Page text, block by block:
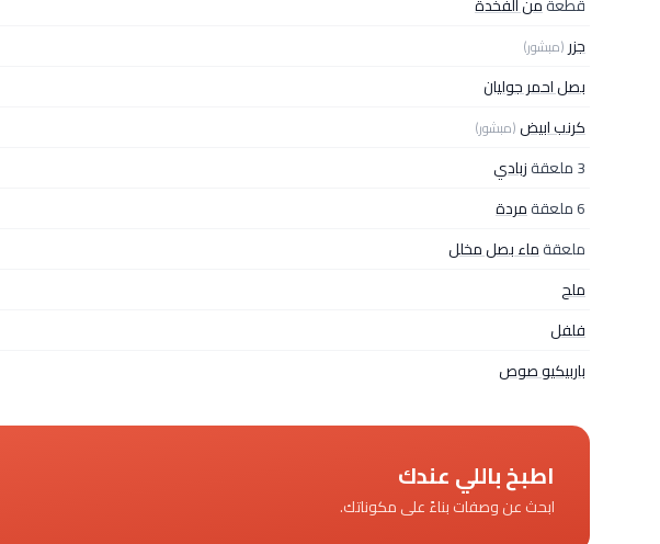
جزر (مبشور)
بصل احمر جوليان
كرنب ابيض(مبشور)
3 ملعقة
زبادي
6 ملعقة
مردة
ملعقةماء بصل مخلل
ملح
فلفل
باربيكيو صوص
اطبخ باللي عندك
ابحث عن وصفات بناءً على مكوناتك.